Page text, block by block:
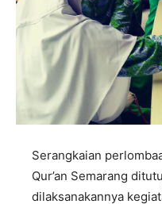
Serangkaian
Qur’an Semarang
dilaksanakannya